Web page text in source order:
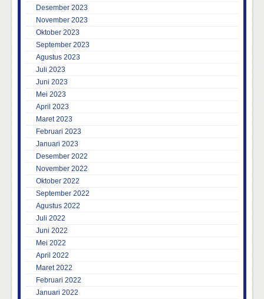
Desember 2023
November 2023
Oktober 2023
September 2023
Agustus 2023
Juli 2023
Juni 2023
Mei 2023
April 2023
Maret 2023
Februari 2023
Januari 2023
Desember 2022
November 2022
Oktober 2022
September 2022
Agustus 2022
Juli 2022
Juni 2022
Mei 2022
April 2022
Maret 2022
Februari 2022
Januari 2022